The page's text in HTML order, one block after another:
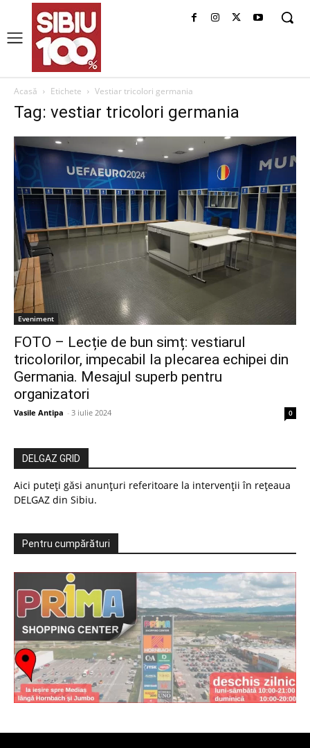
Acasă Etichete Vestiar tricolori germania
Tag: vestiar tricolori germania
Eveniment
FOTO – Lecție de bun simț: vestiarul
tricolorilor, impecabil la plecarea echipei din
Germania. Mesajul superb pentru
organizatori
Vasile Antipa - 3 iulie 2024 0
DELGAZ GRID
Aici puteți găsi anunțuri referitoare la intervenții în rețeaua
DELGAZ din Sibiu.
Pentru cumpărături